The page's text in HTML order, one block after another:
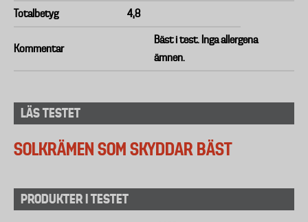
Totalbetyg 4,8
Kommentar
Bäst i test. Inga allergena
ämnen.
LÄS TESTET
SOLKRÄMEN SOM SKYDDAR BÄST
PRODUKTER I TESTET